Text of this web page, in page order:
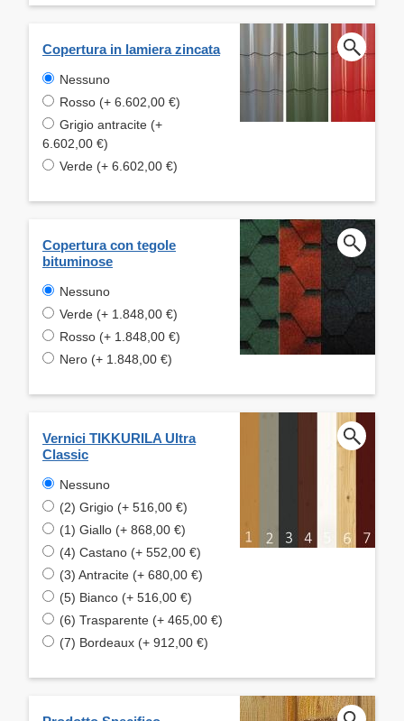
Copertura in lamiera zincata
Nessuno
Rosso (+ 6.602,00 €)
Grigio antracite (+
6.602,00 €)
Verde (+ 6.602,00 €)
Copertura con tegole
bituminose
Nessuno
Verde (+ 1.848,00 €)
Rosso (+ 1.848,00 €)
Nero (+ 1.848,00 €)
Vernici TIKKURILA Ultra
Classic
Nessuno
(2) Grigio (+ 516,00 €)
(1) Giallo (+ 868,00 €)
(4) Castano (+ 552,00 €)
(3) Antracite (+ 680,00 €)
(5) Bianco (+ 516,00 €)
(6) Trasparente (+ 465,00 €)
(7) Bordeaux (+ 912,00 €)